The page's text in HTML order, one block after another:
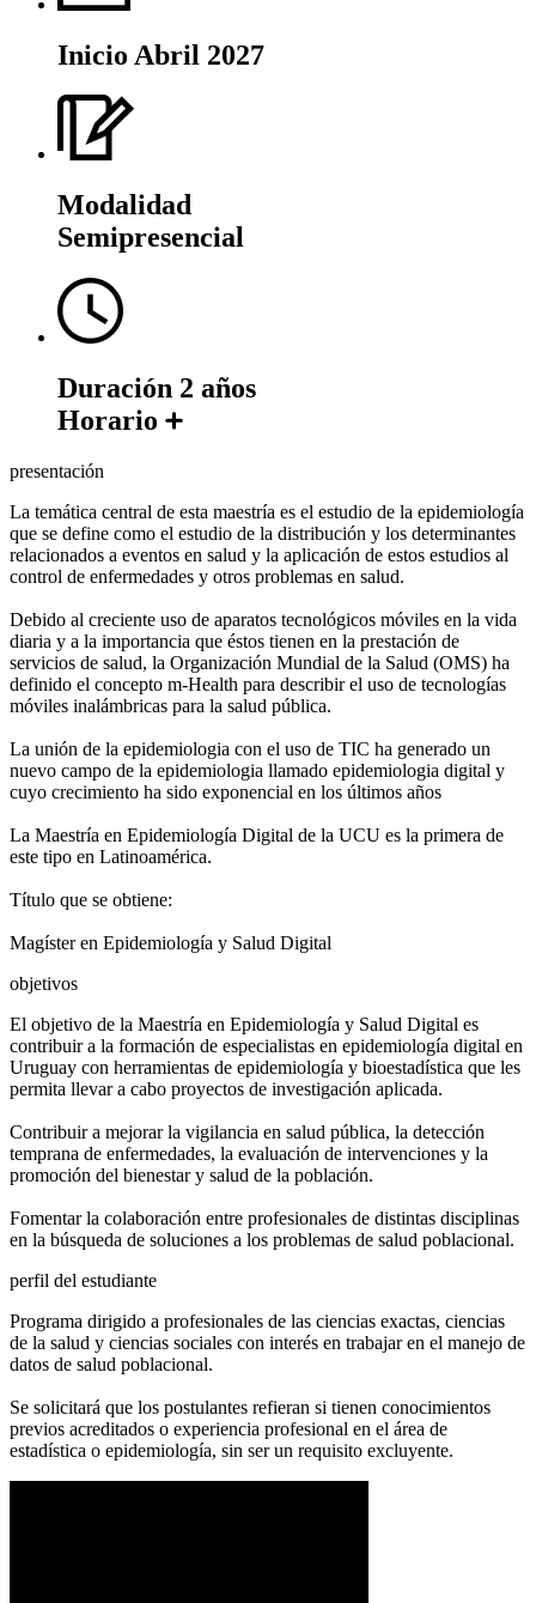
Inicio Abril 2027
Modalidad
Semipresencial
Duración 2 años
Horario
presentación
La temática central de esta maestría es el estudio de la epidemiología
que se define como el estudio de la distribución y los determinantes
relacionados a eventos en salud y la aplicación de estos estudios al
control de enfermedades y otros problemas en salud.
Debido al creciente uso de aparatos tecnológicos móviles en la vida
diaria y a la importancia que éstos tienen en la prestación de
servicios de salud, la Organización Mundial de la Salud (OMS) ha
definido el concepto m-Health para describir el uso de tecnologías
móviles inalámbricas para la salud pública.
La unión de la epidemiologia con el uso de TIC ha generado un
nuevo campo de la epidemiologia llamado epidemiologia digital y
cuyo crecimiento ha sido exponencial en los últimos años
La Maestría en Epidemiología Digital de la UCU es la primera de
este tipo en Latinoamérica.
Título que se obtiene:
Magíster en Epidemiología y Salud Digital
objetivos
El objetivo de la Maestría en Epidemiología y Salud Digital es
contribuir a la formación de especialistas en epidemiología digital en
Uruguay con herramientas de epidemiología y bioestadística que les
permita llevar a cabo proyectos de investigación aplicada.
Contribuir a mejorar la vigilancia en salud pública, la detección
temprana de enfermedades, la evaluación de intervenciones y la
promoción del bienestar y salud de la población.
Fomentar la colaboración entre profesionales de distintas disciplinas
en la búsqueda de soluciones a los problemas de salud poblacional.
perfil del estudiante
Programa dirigido a profesionales de las ciencias exactas, ciencias
de la salud y ciencias sociales con interés en trabajar en el manejo de
datos de salud poblacional.
Se solicitará que los postulantes refieran si tienen conocimientos
previos acreditados o experiencia profesional en el área de
estadística o epidemiología, sin ser un requisito excluyente.